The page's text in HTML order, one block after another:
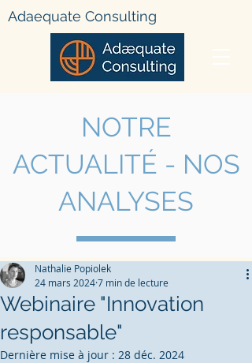
Adaequate Consulting
NOTRE
ACTUALITÉ - NOS
ANALYSES
Webinaire "Innovation
responsable"
Nathalie Popiolek
24 mars 20247 min de lecture
Dernière mise à jour : 28 déc. 2024